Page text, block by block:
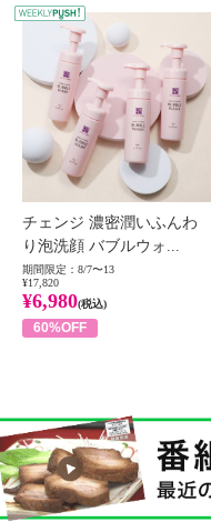
チェンジ 濃密潤いふんわ
り泡洗顔 バブルウォ...
期間限定：8/7〜13
¥17,820
¥6,980(税込)
60%OFF